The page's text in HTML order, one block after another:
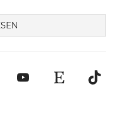
YouTube
Etsy-Shop